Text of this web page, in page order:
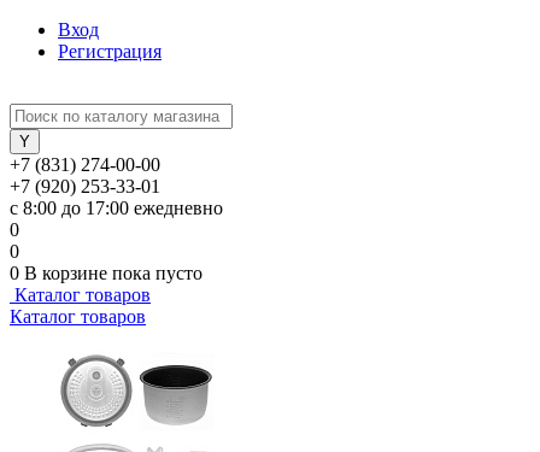
Вход
Регистрация
+7 (831) 274-00-00
+7 (920) 253-33-01
с 8:00 до 17:00 ежедневно
0
0
0 В корзине пока пусто
Каталог товаров
Каталог товаров